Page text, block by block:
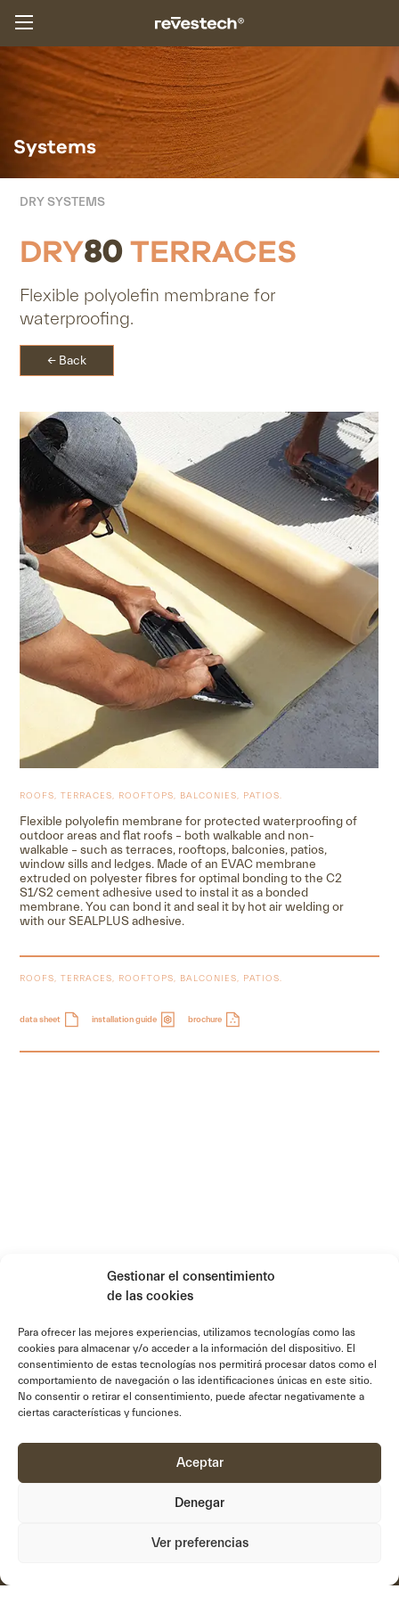
Gestionar el consentimiento
de las cookies
Para ofrecer las mejores experiencias, utilizamos tecnologías como las
cookies para almacenar y/o acceder a la información del dispositivo. El
consentimiento de estas tecnologías nos permitirá procesar datos como el
comportamiento de navegación o las identificaciones únicas en este sitio.
No consentir o retirar el consentimiento, puede afectar negativamente a
ciertas características y funciones.
Aceptar
Denegar
Ver preferencias
Systems
DRY SYSTEMS
DRY80TERRACES
Flexible polyolefin membrane for
waterproofing.
← Back
ROOFS, TERRACES, ROOFTOPS, BALCONIES, PATIOS.
Flexible polyolefin membrane for protected waterproofing of
outdoor areas and flat roofs – both walkable and non-
walkable – such as terraces, rooftops, balconies, patios,
window sills and ledges. Made of an EVAC membrane
extruded on polyester fibres for optimal bonding to the C2
S1/S2 cement adhesive used to instal it as a bonded
membrane. You can bond it and seal it by hot air welding or
with our SEALPLUS adhesive.
ROOFS, TERRACES, ROOFTOPS, BALCONIES, PATIOS.
data sheet installation guide brochure
links_ingles
Purpose
Videos